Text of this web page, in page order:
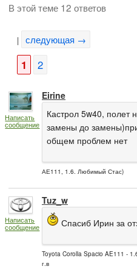
В этой теме 12 ответов
| следующая →
1 2
Написать
сообщение
Eirine
Кастрол 5w40, полет
замены до
общем проблем нет
АЕ111, 1.6. Любимый Стас)
Написать
сообщение
Tuz_w
Спасиб Ирин за
Toyota Corolla Spacio AE111 -
г.в